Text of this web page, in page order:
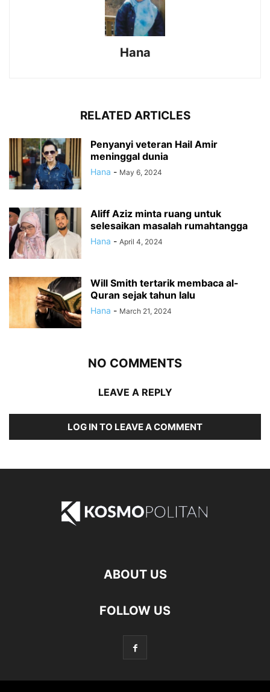
Hana
RELATED ARTICLES
Penyanyi veteran Hail Amir
meninggal dunia
Hana - May 6, 2024
Aliff Aziz minta ruang untuk
selesaikan masalah rumahtangga
Hana - April 4, 2024
Will Smith tertarik membaca al-
Quran sejak tahun lalu
Hana - March 21, 2024
NO COMMENTS
LEAVE A REPLY
LOG IN TO LEAVE A COMMENT
ABOUT US
FOLLOW US